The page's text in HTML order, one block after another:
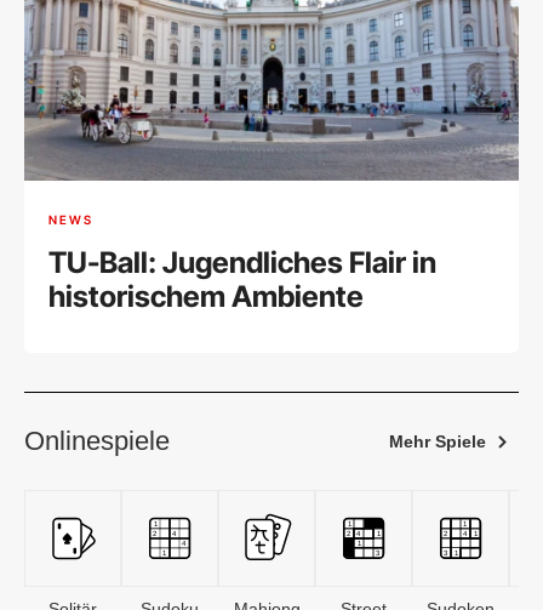
NEWS
TU-Ball: Jugendliches Flair in
historischem Ambiente
Onlinespiele Mehr Spiele